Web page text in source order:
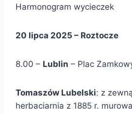
Harmonogram wycieczek
20 lipca 2025 – Roztocze
8.00 – Lublin – Plac
Tomaszów Lubelski: z
herbaciarnia z 1885 r.